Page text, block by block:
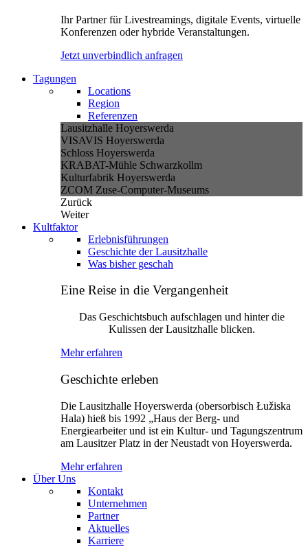
Ihr Partner für Livestreamings, digitale Events, virtuelle
Konferenzen oder hybride Veranstaltungen.
Jetzt unverbindlich anfragen
Tagungen
Locations
Region
Referenzen
Lausitzhalle Hoyerswerda
VISAVIS Hoyerswerda
Schloss Hoyerswerda
KRABAT-Mühle Schwarzkollm
Kulturfabrik Hoyerswerda
ZCOM Zuse-Computer-Museums
Zurück
Weiter
Kultfaktor
Erlebnisführungen
Geschichte der Lausitzhalle
Was bisher geschah
Eine Reise in die Vergangenheit
Das Geschichtsbuch aufschlagen und hinter die
Kulissen der Lausitzhalle blicken.
Mehr erfahren
Geschichte erleben
Die Lausitzhalle Hoyerswerda (obersorbisch Łužiska
Hala) hieß bis 1992 „Haus der Berg- und
Energiearbeiter und ist ein Kultur- und Tagungszentrum
am Lausitzer Platz in der Neustadt von Hoyerswerda.
Mehr erfahren
Über Uns
Kontakt
Unternehmen
Partner
Aktuelles
Karriere